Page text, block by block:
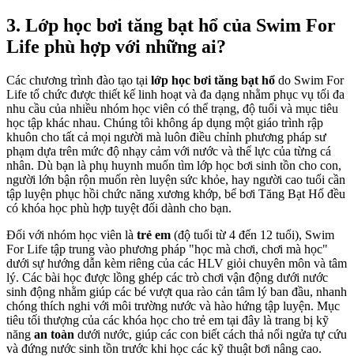
3. Lớp học bơi tăng bạt hổ của Swim For
Life phù hợp với những ai?
Các chương trình đào tạo tại lớp học bơi tăng bạt hổ do Swim For
Life tổ chức được thiết kế linh hoạt và đa dạng nhằm phục vụ tối đa
nhu cầu của nhiều nhóm học viên có thể trạng, độ tuổi và mục tiêu
học tập khác nhau. Chúng tôi không áp dụng một giáo trình rập
khuôn cho tất cả mọi người mà luôn điều chỉnh phương pháp sư
phạm dựa trên mức độ nhạy cảm với nước và thể lực của từng cá
nhân. Dù bạn là phụ huynh muốn tìm lớp học bơi sinh tồn cho con,
người lớn bận rộn muốn rèn luyện sức khỏe, hay người cao tuổi cần
tập luyện phục hồi chức năng xương khớp, bể bơi Tăng Bạt Hổ đều
có khóa học phù hợp tuyệt đối dành cho bạn.
Đối với nhóm học viên là trẻ em (độ tuổi từ 4 đến 12 tuổi), Swim
For Life tập trung vào phương pháp "học mà chơi, chơi mà học"
dưới sự hướng dẫn kèm riêng của các HLV giỏi chuyên môn và tâm
lý. Các bài học được lồng ghép các trò chơi vận động dưới nước
sinh động nhằm giúp các bé vượt qua rào cản tâm lý ban đầu, nhanh
chóng thích nghi với môi trường nước và hào hứng tập luyện. Mục
tiêu tối thượng của các khóa học cho trẻ em tại đây là trang bị kỹ
năng an toàn dưới nước, giúp các con biết cách thả nổi ngửa tự cứu
và đứng nước sinh tồn trước khi học các kỹ thuật bơi nâng cao.